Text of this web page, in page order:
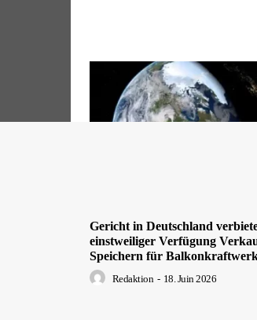
Gericht in Deutschland
einstweiliger Verfügung
Speichern für
Redaktion - 18. Juin 2026